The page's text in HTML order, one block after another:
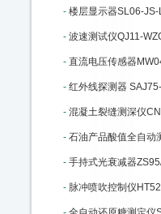
- 楼层显示器SL06-JS-L5000库号：
- 波速测试仪QJ11-WZG-6B库号：
- 直流电压传感器MW04-WBV334U01-S：
- 红外线探测器 SAJ75-ABT-60库号
- 混凝土裂缝测深仪CN101-BJCS-1：
- 石油产品酸值全自动测定仪
- 手持式光衰减器ZS95/III库号：
- 脉冲喷吹控制仪HT52-DMK-4CSA-20：